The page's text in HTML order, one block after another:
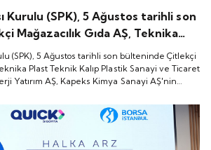
Kurulu (SPK), 5 Ağustos tarihli son
Mağazacılık Gıda AŞ, Teknika
Plastik Sanayi ve Ticaret AŞ,
Yatırım AŞ, Kapeks Kimya
arzlarına onay verdiği duyurdu.
(SPK), 5 Ağustos tarihli son bülteninde Çitlekçi
Plast Teknik Kalıp Plastik Sanayi ve Ticaret
Yatırım AŞ, Kapeks Kimya Sanayi AŞ'nin